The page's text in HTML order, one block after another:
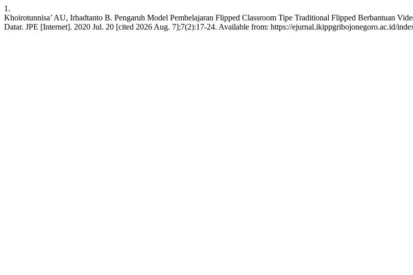
1.
Khoirotunnisa’ AU, Irhadtanto B. Pengaruh Model Pembelajaran Flipped Classroom Tipe Traditional Flipped Berbantuan
Datar. JPE [Internet]. 2020 Jul. 20 [cited 2026 Aug. 7];7(2):17-24. Available from: https://ejurnal.ikippgribojonegoro.ac.id/